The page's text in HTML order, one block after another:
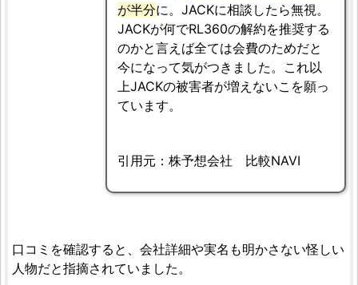
が半分に。JACKに相談したら無視。
JACKが何でRL360の解約を推奨する
のかと言えば全ては会費のためだと
今になって気がつきました。これ以
上JACKの被害者が増えないこを願っ
ています。
引用元：株予想会社 比較NAVI
口コミを確認すると、会社詳細や実名も明かさない怪しい
人物だと指摘されていました。